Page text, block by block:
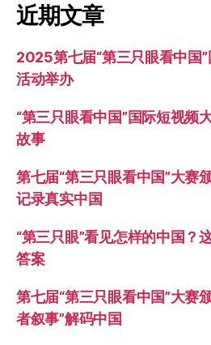
近期文章
2025第七届“第三只眼看中国
活动举办
“第三只眼看中国”国际短视频
故事
第七届“第三只眼看中国”大赛
记录真实中国
“第三只眼”看见怎样的中国？
答案
第七届“第三只眼看中国”大赛
者叙事”解码中国